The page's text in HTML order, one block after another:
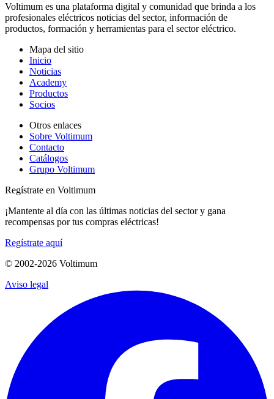
Voltimum es una plataforma digital y comunidad que brinda a los
profesionales eléctricos noticias del sector, información de
productos, formación y herramientas para el sector eléctrico.
Mapa del sitio
Inicio
Noticias
Academy
Productos
Socios
Otros enlaces
Sobre Voltimum
Contacto
Catálogos
Grupo Voltimum
Regístrate en Voltimum
¡Mantente al día con las últimas noticias del sector y gana
recompensas por tus compras eléctricas!
Regístrate aquí
© 2002-2026 Voltimum
Aviso legal